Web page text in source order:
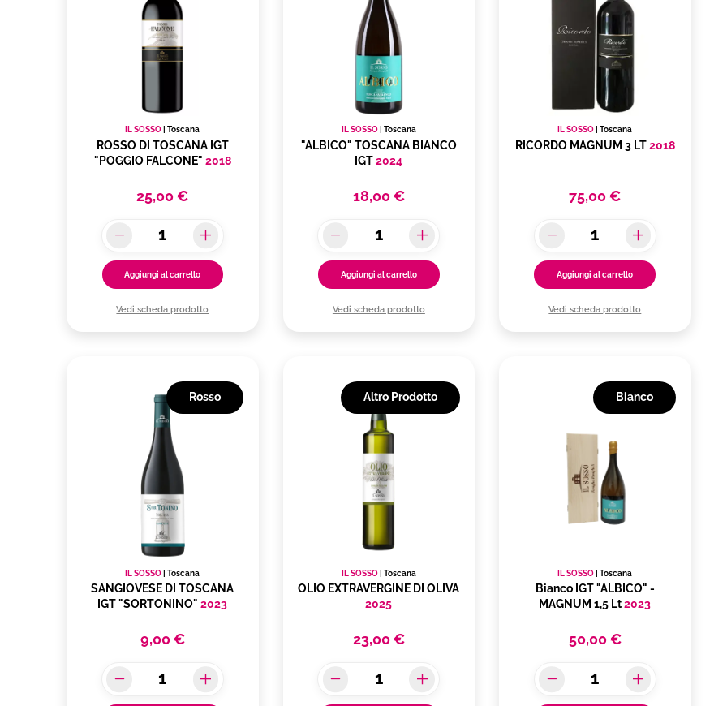
IL SOSSO |Toscana
ROSSO DI TOSCANA IGT
"POGGIO FALCONE" 2018
25,00 €
Aggiungi al carrello
Vedi scheda prodotto
IL SOSSO| Toscana
"ALBICO" TOSCANA BIANCO
IGT2024
18,00 €
Aggiungi al carrello
Vedi scheda prodotto
IL SOSSO |Toscana
RICORDO MAGNUM 3 LT2018
75,00 €
Aggiungi al carrello
Vedi scheda prodotto
Rosso
IL SOSSO |Toscana
SANGIOVESE DI TOSCANA
IGT "SORTONINO"2023
9,00 €
Altro Prodotto
IL SOSSO| Toscana
OLIO EXTRAVERGINE DI OLIVA
2025
23,00 €
Bianco
IL SOSSO |Toscana
Bianco IGT "ALBICO" -
MAGNUM 1,5 Lt2023
50,00 €